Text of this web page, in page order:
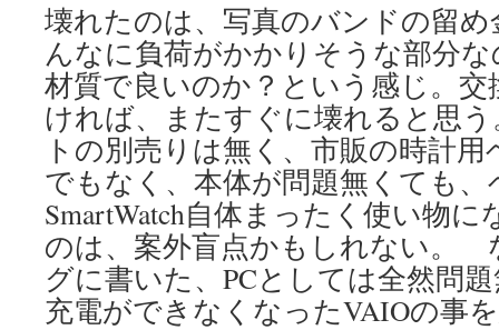
壊れたのは、写真のバンドの留
んなに負荷がかかりそうな部分
材質で良いのか？という感じ。
ければ、またすぐに壊れると思
トの別売りは無く、市販の時計
でもなく、本体が問題無くても
SmartWatch自体まったく使い物
のは、案外盲点かもしれない。
グに書いた、PCとしては全然問
充電ができなくなったVAIOの事